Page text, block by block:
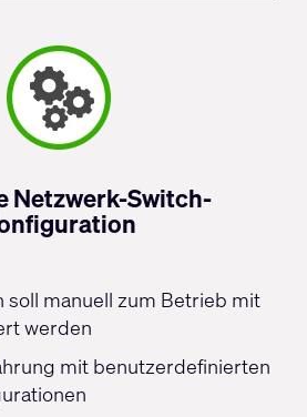
Netzwerk-Switch-
soll manuell zum Betrieb mit
werden
mit benutzerdefinierten